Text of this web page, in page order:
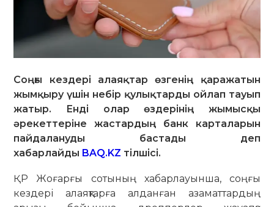
Соңғы кездері алаяқтар өзгенің қаражатын
жымқыру үшін небір қулықтарды ойлап тауып
жатыр. Енді олар өздерінің жымысқы
әрекеттеріне жастардың банк карталарын
пайдалануды бастады деп
хабарлайды BAQ.KZ тілшісі.
ҚР Жоғарғы сотының хабарлауынша, соңғы
кездері алаяқтарға алданған азаматтардың